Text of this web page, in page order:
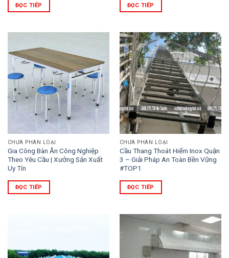
ĐỌC TIẾP ĐỌC TIẾP
CHƯA PHÂN LOẠI
Gia Công Bàn Ăn Công Nghiệp
Theo Yêu Cầu | Xưởng Sản Xuất
Uy Tín
ĐỌC TIẾP
CHƯA PHÂN LOẠI
Cầu Thang Thoát Hiểm Inox Quận
3 – Giải Pháp An Toàn Bền Vững
#TOP1
ĐỌC TIẾP